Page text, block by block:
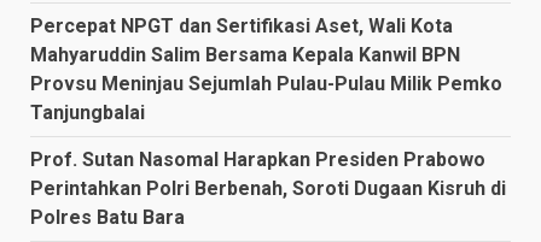
Percepat NPGT dan Sertifikasi Aset, Wali Kota
Mahyaruddin Salim Bersama Kepala Kanwil BPN
Provsu Meninjau Sejumlah Pulau-Pulau Milik Pemko
Tanjungbalai
Prof. Sutan Nasomal Harapkan Presiden Prabowo
Perintahkan Polri Berbenah, Soroti Dugaan Kisruh di
Polres Batu Bara